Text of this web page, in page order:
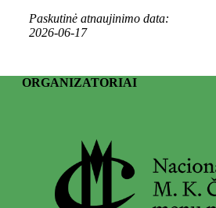
Paskutinė atnaujinimo data:
2026-06-17
ORGANIZATORIAI